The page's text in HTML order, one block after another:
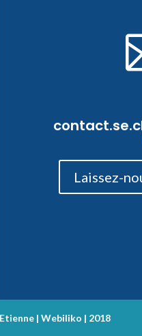
Laissez-
| Webiliko | 2018